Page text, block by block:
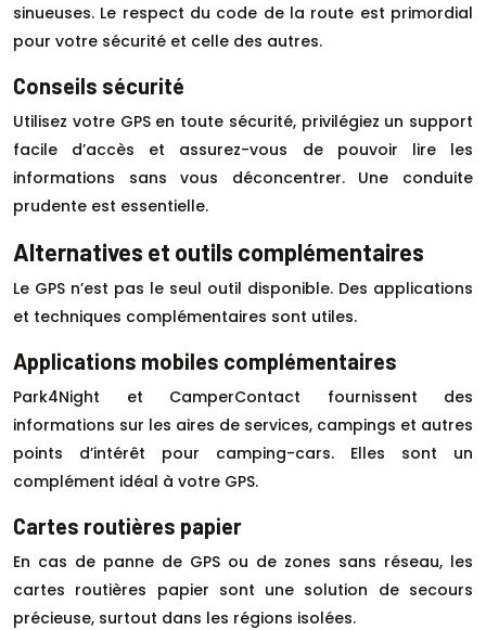
sinueuses. Le respect du code de la route est primordial
pour votre sécurité et celle des autres.
Conseils sécurité
Utilisez votre GPS en toute sécurité, privilégiez un support
facile d’accès et assurez-vous de pouvoir lire les
informations sans vous déconcentrer. Une conduite
prudente est essentielle.
Alternatives et outils complémentaires
Le GPS n’est pas le seul outil disponible. Des applications
et techniques complémentaires sont utiles.
Applications mobiles complémentaires
Park4Night et CamperContact fournissent des
informations sur les aires de services, campings et autres
points d’intérêt pour camping-cars. Elles sont un
complément idéal à votre GPS.
Cartes routières papier
En cas de panne de GPS ou de zones sans réseau, les
cartes routières papier sont une solution de secours
précieuse, surtout dans les régions isolées.